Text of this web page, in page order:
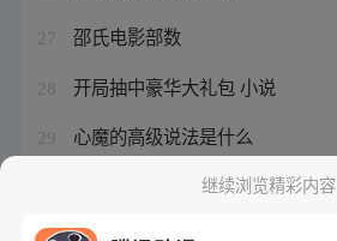
27 邵氏电影部数
28 开局抽中豪华大礼包 小说
29 心魔的高级说法是什么
桑丘任总督判的案子概括继续浏览精彩内容